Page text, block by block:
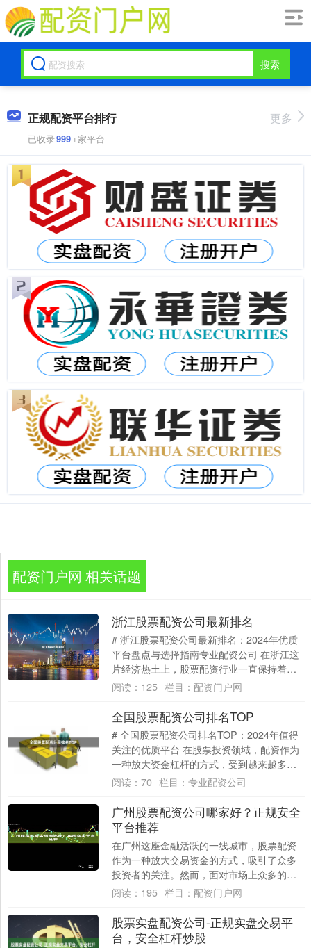
搜索
正规配资平台排行
已收录999+家平台
更多
配资门户网 相关话题
浙江股票配资公司最新排名
# 浙江股票配资公司最新排名：2024年优质
平台盘点与选择指南专业配资公司 在浙江这
片经济热土上，股票配资行业一直保持着活
跃态势。对于投资者而言，选择一家正
阅读： 125 栏目： 配资门户网
全国股票配资公司排名TOP
# 全国股票配资公司排名TOP：2024年值得
关注的优质平台 在股票投资领域，配资作为
一种放大资金杠杆的方式，受到越来越多投
资者的关注。然而，面对市场上众多的配....
阅读： 70 栏目： 专业配资公司
广州股票配资公司哪家好？正规安全
平台推荐
在广州这座金融活跃的一线城市，股票配资
作为一种放大交易资金的方式，吸引了众多
投资者的关注。然而，面对市场上众多的配
资公司，投资者最关心的问题莫过于：**广州
阅读： 195 栏目： 配资门户网
股票实盘配资公司-正规实盘交易平
台，安全杠杆炒股